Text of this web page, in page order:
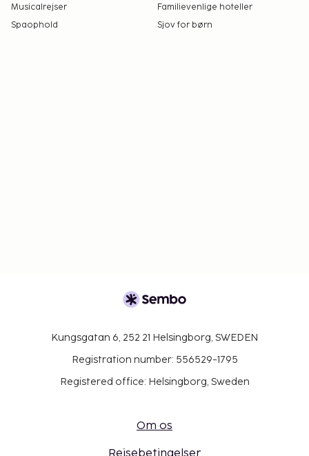
Musicalrejser
Familievenlige hoteller
Spaophold
Sjov for børn
Kungsgatan 6, 252 21 Helsingborg, SWEDEN
Registration number: 556529-1795
Registered office: Helsingborg, Sweden
Om os